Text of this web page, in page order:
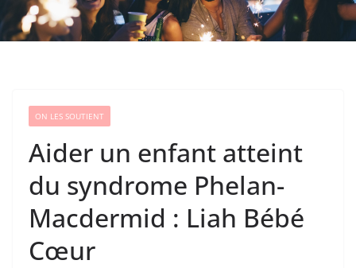
ON LES SOUTIENT
Aider un enfant atteint
du syndrome Phelan-
Macdermid : Liah Bébé
Cœur